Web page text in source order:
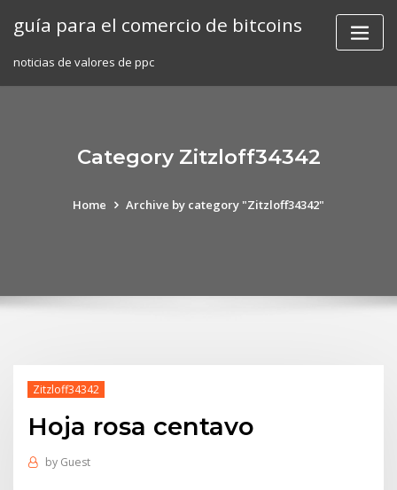
guía para el comercio de bitcoins
noticias de valores de ppc
Category Zitzloff34342
Home Archive by category "Zitzloff34342"
Zitzloff34342
Hoja rosa centavo
by Guest